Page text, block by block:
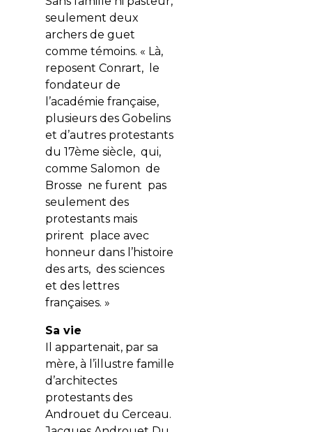
seulement deux
archers de guet
comme témoins. « Là,
reposent Conrart, le
fondateur de
l’académie française,
plusieurs des Gobelins
et d’autres protestants
du 17ème siècle, qui,
comme Salomon de
Brosse ne furent pas
seulement des
protestants mais
prirent place avec
honneur dans l’histoire
des arts, des sciences
et des lettres
françaises. »
Sa vie
Il appartenait, par sa
mère, à l’illustre famille
d’architectes
protestants des
Androuet du Cerceau.